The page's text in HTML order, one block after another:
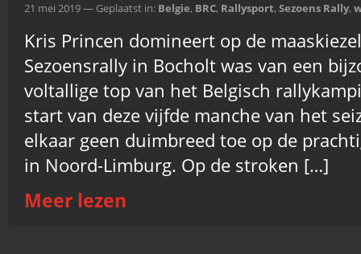
21 mei 2019 — Geplaatst in: Belgie, BRC, Rallysport, Sezoens Rally,
Kris Princen domineert op de
Sezoensrally in Bocholt was van een
voltallige top van het Belgisch
start van deze vijfde manche van het
elkaar geen duimbreed toe op de
in Noord-Limburg. Op de stroken […]
Meer lezen